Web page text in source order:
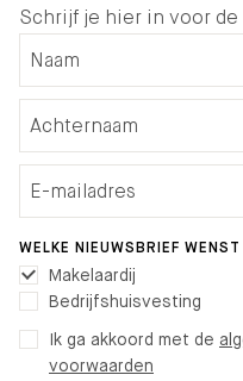
Schrijf je hier in voor
WELKE NIEUWSBRIEF
Makelaardij
Bedrijfshuisvesting
Ik ga akkoord met de
voorwaarden